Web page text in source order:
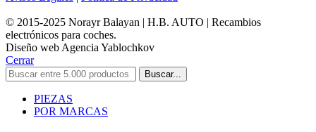
© 2015-2025 Norayr Balayan | H.B. AUTO | Recambios
electrónicos para coches.
Diseño web Agencia Yablochkov
Cerrar
Buscar...
PIEZAS
POR MARCAS